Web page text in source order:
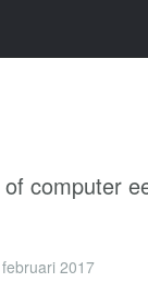
computer
2017